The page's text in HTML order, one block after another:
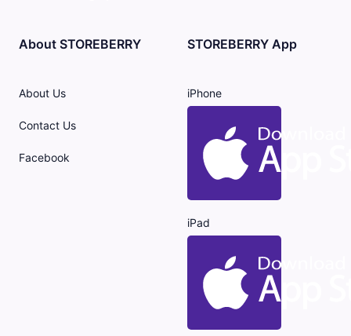
About STOREBERRY
About Us
Contact Us
Facebook
STOREBERRY App
iPhone
iPad